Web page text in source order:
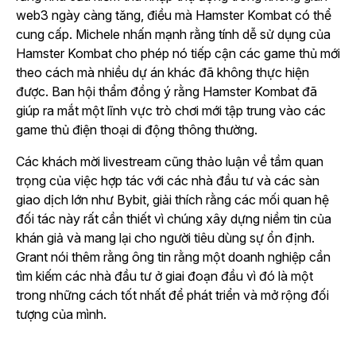
web3 ngày càng tăng, điều mà Hamster Kombat có thể
cung cấp. Michele nhấn mạnh rằng tính dễ sử dụng của
Hamster Kombat cho phép nó tiếp cận các game thủ mới
theo cách mà nhiều dự án khác đã không thực hiện
được. Ban hội thẩm đồng ý rằng Hamster Kombat đã
giúp ra mắt một lĩnh vực trò chơi mới tập trung vào các
game thủ điện thoại di động thông thường.
Các khách mời livestream cũng thảo luận về tầm quan
trọng của việc hợp tác với các nhà đầu tư và các sàn
giao dịch lớn như Bybit, giải thích rằng các mối quan hệ
đối tác này rất cần thiết vì chúng xây dựng niềm tin của
khán giả và mang lại cho người tiêu dùng sự ổn định.
Grant nói thêm rằng ông tin rằng một doanh nghiệp cần
tìm kiếm các nhà đầu tư ở giai đoạn đầu vì đó là một
trong những cách tốt nhất để phát triển và mở rộng đối
tượng của mình.